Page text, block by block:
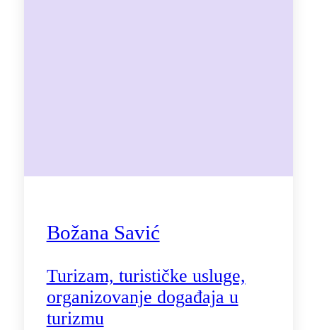
Božana Savić
Turizam, turističke usluge,
organizovanje događaja u
turizmu